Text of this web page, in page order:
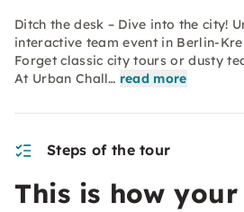
Ditch the desk – Dive into the city!
interactive team event in Berlin-
Forget classic city tours or dusty
At Urban Chall… read more
Steps of the tour
This is how